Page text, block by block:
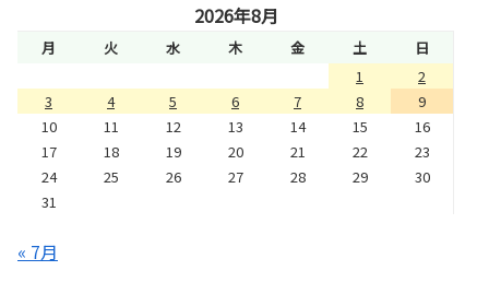
2026年8月
月 火 水 木 金 土
日
1
2
3
4 5 6 7 8
9
10
11 12 13 14 15
16
17
18 19 20 21 22
23
24
25 26 27 28 29
30
31
« 7月